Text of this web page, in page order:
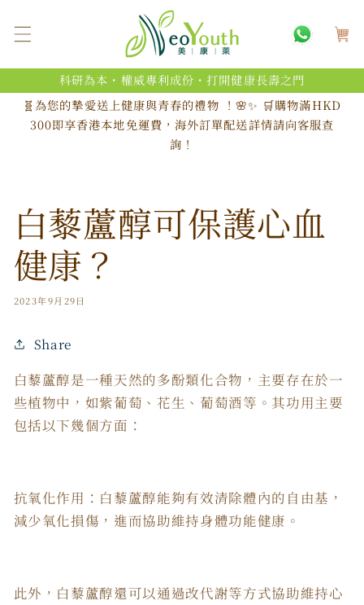
容
物
科研為本・權威專利成份・打開健康長壽之門
🧬為您的摯愛送上健康與青春的禮物 ！🌸✨ 🛒購物滿HKD
300即享香港本地免運費，海外訂單配送詳情請向客服查
詢！
白藜蘆醇可保護心血
健康？
2023年9月29日
Share
白藜蘆醇是一種天然的多酚類化合物，主要存在於一
些植物中，如紫葡萄、花生、葡萄酒等。其功用主要
包括以下幾個方面：
抗氧化作用：白藜蘆醇能夠有效清除體內的自由基，
減少氧化損傷，進而協助維持身體功能健康。
此外，白藜蘆醇還可以通過改代謝等方式協助維持心